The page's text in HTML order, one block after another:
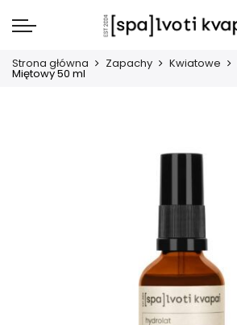
Strona główna Zapachy Kwiatowe
Miętowy 50 ml